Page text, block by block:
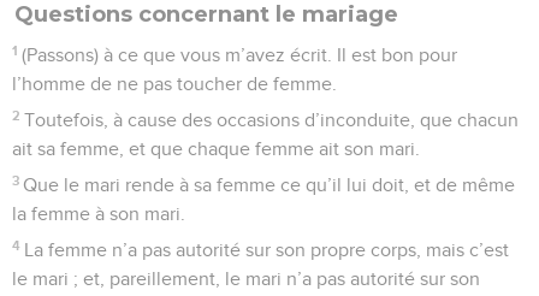
Questions concernant le mariage
1 (Passons) à ce que vous m’avez écrit. Il est bon pour
l’homme de ne pas toucher de femme.
2 Toutefois, à cause des occasions d’inconduite, que chacun
ait sa femme, et que chaque femme ait son mari.
3 Que le mari rende à sa femme ce qu’il lui doit, et de même
la femme à son mari.
4 La femme n’a pas autorité sur son propre corps, mais c’est
le mari ; et, pareillement, le mari n’a pas autorité sur son